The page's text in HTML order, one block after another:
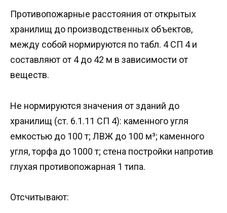
Противопожарные расстояния от открытых
хранилищ до производственных объектов,
между собой нормируются по табл. 4 СП 4 и
составляют от 4 до 42 м в зависимости от
веществ.
Не нормируются значения от зданий до
хранилищ (ст. 6.1.11 СП 4): каменного угля
емкостью до 100 т; ЛВЖ до 100 м³; каменного
угля, торфа до 1000 т; стена постройки напротив
глухая противопожарная 1 типа.
Отсчитывают: